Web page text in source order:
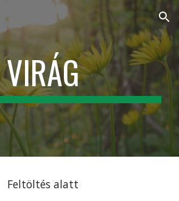
Skip to navigation
VIRÁG
Feltöltés alatt